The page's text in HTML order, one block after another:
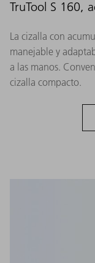
TruTool S 160,
La cizalla con
manejable y
a las manos.
cizalla compacto.